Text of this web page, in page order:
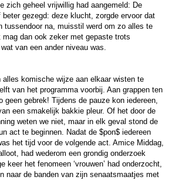
zich geheel vrijwillig had aangemeld: De
gezegd: deze klucht, zorgde ervoor dat
tussendoor na, muisstil werd om zo alles te
dan ook zeker met gepaste trots
van een ander niveau was.
alles komische wijze aan elkaar wisten te
van het programma voorbij. Aan grappen ten
geen gebrek! Tijdens de pauze kon iedereen,
een smakelijk bakkie pleur. Of het door de
weten we niet, maar in elk geval stond de
act te beginnen. Nadat de $pon$ iedereen
het tijd voor de volgende act. Amice Middag,
had wederom een grondig onderzoek
keer het fenomeen ‘vrouwen’ had onderzocht,
naar de banden van zijn senaatsmaatjes met